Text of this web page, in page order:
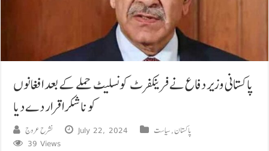
پاکستانی وزیر دفاع نے فرینکفرٹ کونسلیٹ حملے کے بعد افغانوں
کو ناشکرا قرار دے دیا
نشرح عروج July 22, 2024 پاکستان,سیاست
39 Views